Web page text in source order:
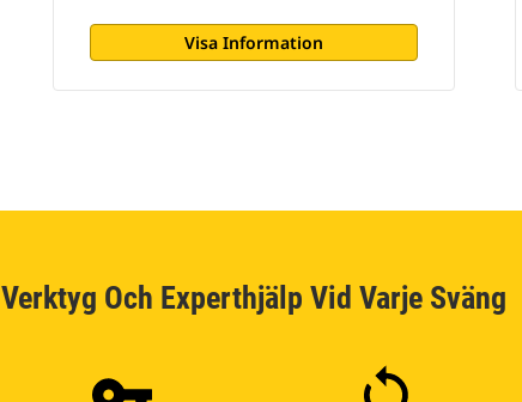
Visa Information
Verktyg Och Experthjälp Vid Varje Sväng